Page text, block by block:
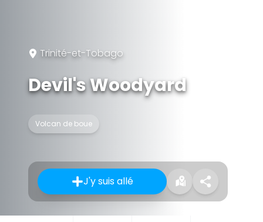
Trinité-et-Tobago
Devil's Woodyard
Volcan de boue
J'y suis allé